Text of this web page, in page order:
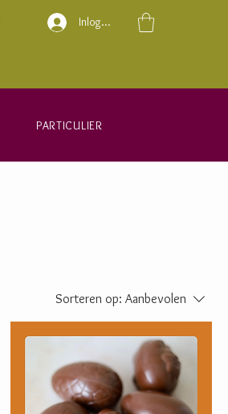
Inloggen
PARTICULIER
Sorteren op: Aanbevolen